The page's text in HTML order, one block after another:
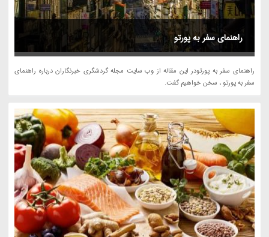
راهنمای سفر به پورتو
راهنمای سفر به پورتودر این مقاله از وب سایت مجله گردشگری خبرنگاران درباره راهنمای
سفر به پورتو ، سخن خواهیم گفت.